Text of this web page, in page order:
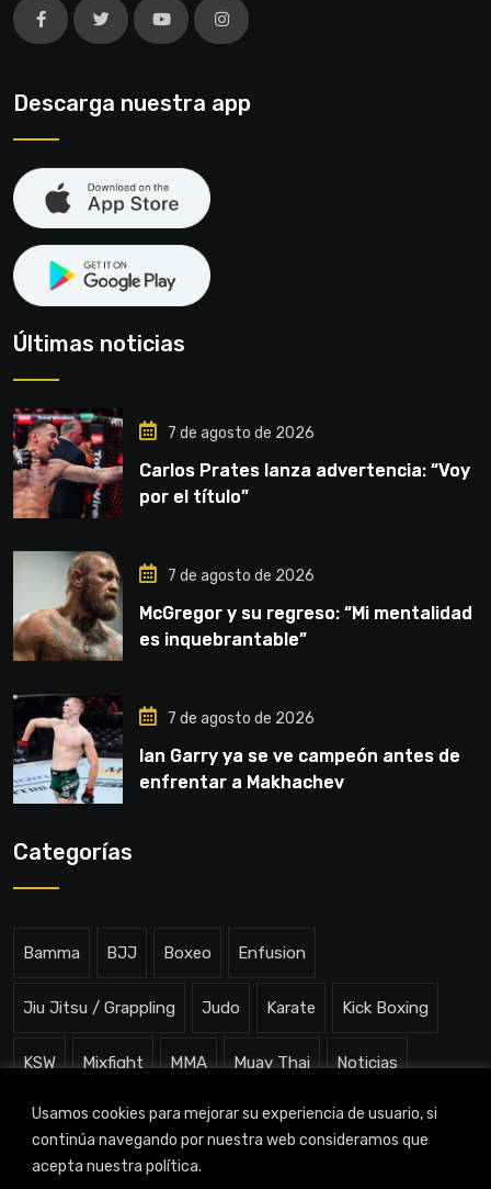
Usamos cookies para mejorar su experiencia de usuario, si
continúa navegando por nuestra web consideramos que
acepta nuestra política.
Descarga nuestra app
Últimas noticias
7 de agosto de 2026
Carlos Prates lanza advertencia: “Voy
por el título”
7 de agosto de 2026
McGregor y su regreso: “Mi mentalidad
es inquebrantable”
7 de agosto de 2026
Ian Garry ya se ve campeón antes de
enfrentar a Makhachev
Categorías
Bamma BJJ Boxeo Enfusion
Jiu Jitsu / Grappling Judo Karate Kick Boxing
KSW Mixfight MMA Muay Thai Noticias
One ChampionShip Slam Arena Uncategorized